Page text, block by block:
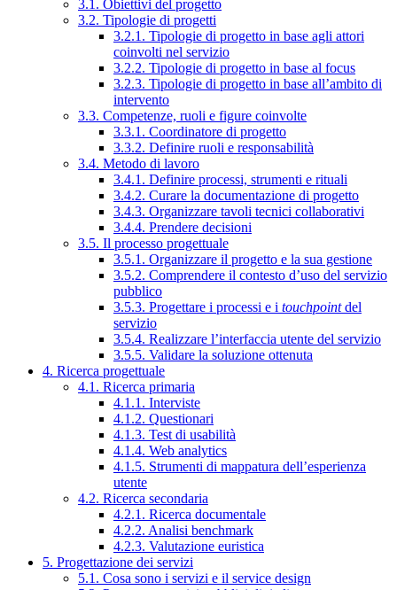
3.1. Obiettivi del progetto
3.2. Tipologie di progetti
3.2.1. Tipologie di progetto in base agli attori
coinvolti nel servizio
3.2.2. Tipologie di progetto in base al focus
3.2.3. Tipologie di progetto in base all’ambito di
intervento
3.3. Competenze, ruoli e figure coinvolte
3.3.1. Coordinatore di progetto
3.3.2. Definire ruoli e responsabilità
3.4. Metodo di lavoro
3.4.1. Definire processi, strumenti e rituali
3.4.2. Curare la documentazione di progetto
3.4.3. Organizzare tavoli tecnici collaborativi
3.4.4. Prendere decisioni
3.5. Il processo progettuale
3.5.1. Organizzare il progetto e la sua gestione
3.5.2. Comprendere il contesto d’uso del servizio
pubblico
3.5.3. Progettare i processi e i touchpointdel
servizio
3.5.4. Realizzare l’interfaccia utente del servizio
3.5.5. Validare la soluzione ottenuta
4. Ricerca progettuale
4.1. Ricerca primaria
4.1.1. Interviste
4.1.2. Questionari
4.1.3. Test di usabilità
4.1.4. Web analytics
4.1.5. Strumenti di mappatura dell’esperienza
utente
4.2. Ricerca secondaria
4.2.1. Ricerca documentale
4.2.2. Analisi benchmark
4.2.3. Valutazione euristica
5. Progettazione dei servizi
5.1. Cosa sono i servizi e il service design